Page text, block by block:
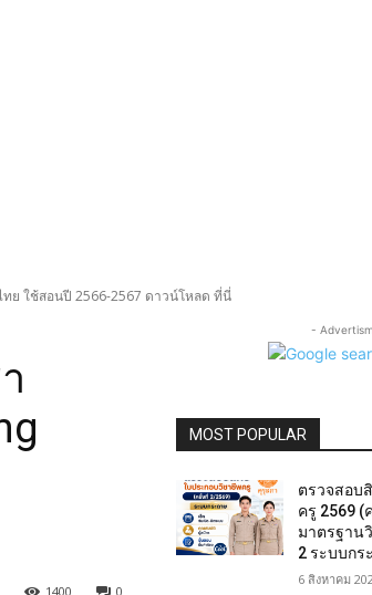
ย ใช้สอนปี 2566-2567 ดาวน์โหลด ที่นี่
0
1400
-
MOST POPULAR
ตรวจสอบ
ครู 2569 (
มาตรฐาน
2 ระบบกร
6 สิงหาคม